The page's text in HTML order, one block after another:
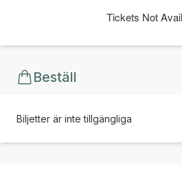
Tickets Not
Beställ
Biljetter är inte tillgängliga